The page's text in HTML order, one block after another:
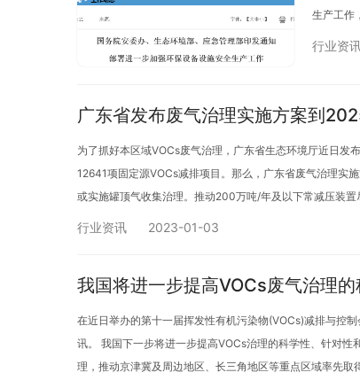
生产工作
实提高政
行业资
广东省发布废气治理实施方案到
为了抓好本区域VOCs废气治理，广东省生态环境厅近日
12641项固定源VOCs减排项目。那么，广东省废气治理实
或实施罐顶气收集治理。推动200万吨/年及以下常减压装
行业资讯 2023-01-03
我国将进一步提高VOCs废气治理
在近日举办的第十一届挥发性有机污染物(VOCs)减排与控
讯。 我国下一步将进一步提高VOCs治理的科学性、针对
理，推动京津冀及周边地区、长三角地区等重点区域率先